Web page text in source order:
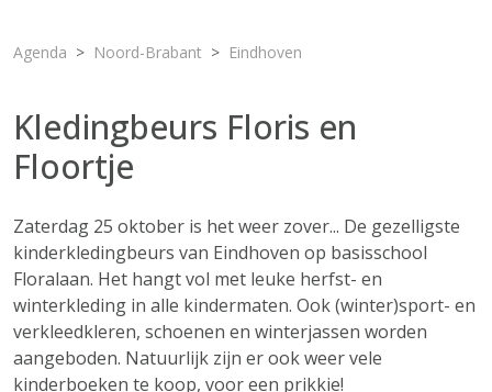
Agenda Noord-Brabant Eindhoven
Kledingbeurs Floris en
Floortje
Zaterdag 25 oktober is het weer zover... De gezelligste
kinderkledingbeurs van Eindhoven op basisschool
Floralaan. Het hangt vol met leuke herfst- en
winterkleding in alle kindermaten. Ook (winter)sport- en
verkleedkleren, schoenen en winterjassen worden
aangeboden. Natuurlijk zijn er ook weer vele
kinderboeken te koop, voor een prikkie!